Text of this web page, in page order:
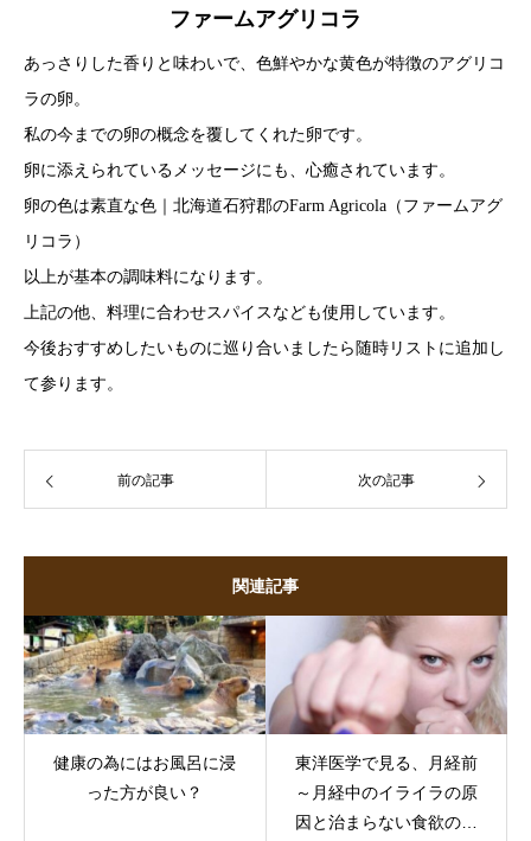
ファームアグリコラ
あっさりした香りと味わいで、色鮮やかな黄色が特徴のアグリコ
ラの卵。
私の今までの卵の概念を覆してくれた卵です。
卵に添えられているメッセージにも、心癒されています。
卵の色は素直な色｜北海道石狩郡のFarm Agricola（ファームアグ
リコラ）
以上が基本の調味料になります。
上記の他、料理に合わせスパイスなども使用しています。
今後おすすめしたいものに巡り合いましたら随時リストに追加し
て参ります。
前の記事 次の記事
関連記事
健康の為にはお風呂に浸
った方が良い？
東洋医学で見る、月経前
～月経中のイライラの原
因と治まらない食欲の鎮